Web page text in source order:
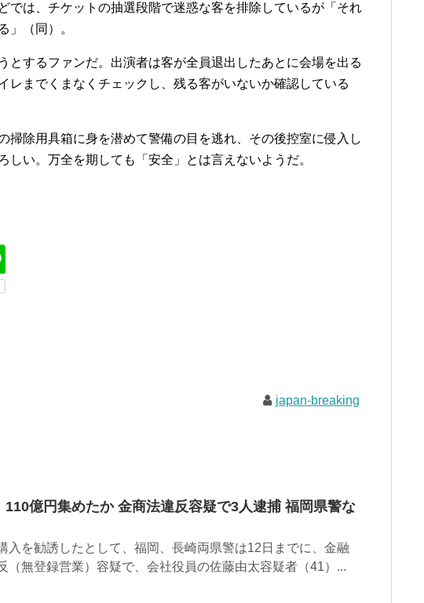
では、チケットの抽選段階で迷惑な客を排除しているが「それ
」（同）。
するファンだ。出演者は客が全員退出したあとに会場を出る
レまでくまなくチェックし、残る客がいないか確認している
掃除用具箱に身を潜めて警備の目を逃れ、その後控室に侵入し
しい。万全を期しても「安全」とは言えないようだ。
japan-breaking
110億円集めたか 金商法違反容疑で3人逮捕 福岡県警な
入を勧誘したとして、福岡、長崎両県警は12日までに、金融
（無登録営業）容疑で、会社役員の佐藤由太容疑者（41）...